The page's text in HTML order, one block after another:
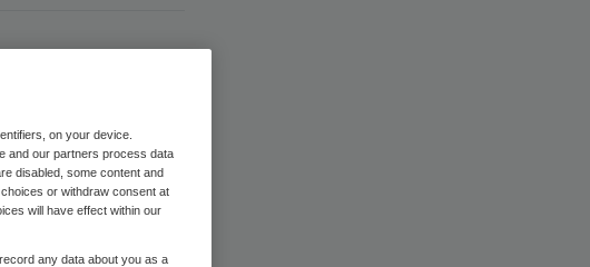
on your device.
and our partners process data
disabled, some content and
or withdraw consent at
will have effect within our
any data about you as a